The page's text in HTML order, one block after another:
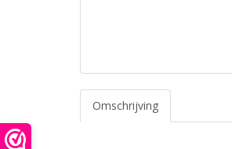
Omschrijving